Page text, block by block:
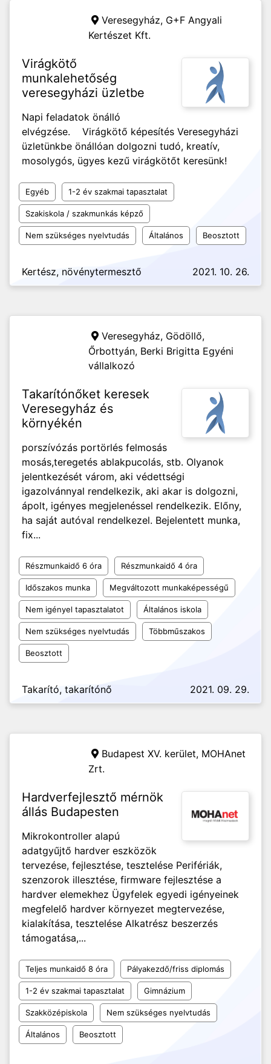
Veresegyház, G+F Angyali
Kertészet Kft.
Virágkötő
munkalehetőség
veresegyházi üzletbe
Napi feladatok önálló
elvégzése. Virágkötő képesítés Veresegyházi
üzletünkbe önállóan dolgozni tudó, kreatív,
mosolygós, ügyes kezű virágkötőt keresünk!
Egyéb 1-2 év szakmai tapasztalat
Szakiskola / szakmunkás képző
Nem szükséges nyelvtudás Általános Beosztott
Kertész, növénytermesztő 2021. 10. 26.
Veresegyház, Gödöllő,
Őrbottyán, Berki Brigitta Egyéni
vállalkozó
Takarítónőket keresek
Veresegyház és
környékén
porszívózás portörlés felmosás
mosás,teregetés ablakpucolás, stb. Olyanok
jelentkezését várom, aki védettségi
igazolvánnyal rendelkezik, aki akar is dolgozni,
ápolt, igényes megjelenéssel rendelkezik. Előny,
ha saját autóval rendelkezel. Bejelentett munka,
fix...
Részmunkaidő 6 óra Részmunkaidő 4 óra
Időszakos munka Megváltozott munkaképességű
Nem igényel tapasztalatot Általános iskola
Nem szükséges nyelvtudás Többműszakos
Beosztott
Takarító, takarítónő 2021. 09. 29.
Budapest XV. kerület, MOHAnet
Zrt.
Hardverfejlesztő mérnök
állás Budapesten
Mikrokontroller alapú
adatgyűjtő hardver eszközök
tervezése, fejlesztése, tesztelése Perifériák,
szenzorok illesztése, firmware fejlesztése a
hardver elemekhez Ügyfelek egyedi igényeinek
megfelelő hardver környezet megtervezése,
kialakítása, tesztelése Alkatrész beszerzés
támogatása,...
Teljes munkaidő 8 óra Pályakezdő/friss diplomás
1-2 év szakmai tapasztalat Gimnázium
Szakközépiskola Nem szükséges nyelvtudás
Általános Beosztott